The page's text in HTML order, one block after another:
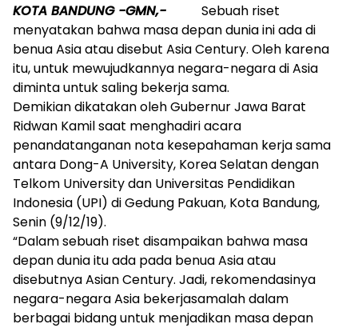
KOTA BANDUNG -GMN,- Sebuah riset
menyatakan bahwa masa depan dunia ini ada di
benua Asia atau disebut Asia Century. Oleh karena
itu, untuk mewujudkannya negara-negara di Asia
diminta untuk saling bekerja sama.
Demikian dikatakan oleh Gubernur Jawa Barat
Ridwan Kamil saat menghadiri acara
penandatanganan nota kesepahaman kerja sama
antara Dong-A University, Korea Selatan dengan
Telkom University dan Universitas Pendidikan
Indonesia (UPI) di Gedung Pakuan, Kota Bandung,
Senin (9/12/19).
“Dalam sebuah riset disampaikan bahwa masa
depan dunia itu ada pada benua Asia atau
disebutnya Asian Century. Jadi, rekomendasinya
negara-negara Asia bekerjasamalah dalam
berbagai bidang untuk menjadikan masa depan